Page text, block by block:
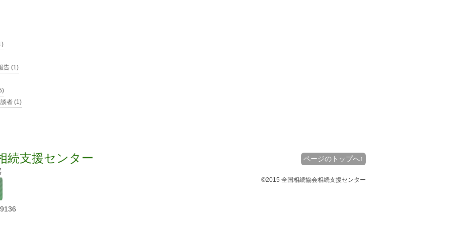
告 (1)
者 (1)
続支援センター ページのトップへ↑
©2015 全国相続協会相続支援センター